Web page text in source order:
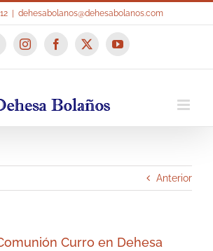
dehesabolanos@dehesabolanos.com
InstagramFacebook
X YouTube
Anterior
Curro en Dehesa